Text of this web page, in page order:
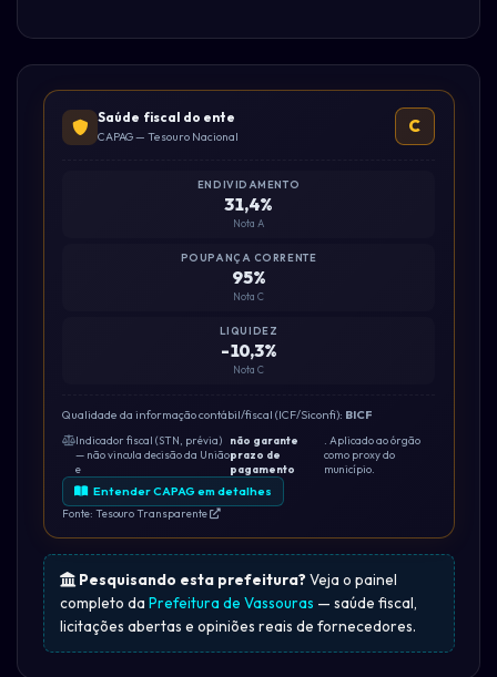
Saúde fiscal do ente
CAPAG — Tesouro Nacional
C
ENDIVIDAMENTO
31,4%
Nota A
POUPANÇA CORRENTE
95%
Nota C
LIQUIDEZ
-10,3%
Nota C
Qualidade da informação contábil/fiscal (ICF/Siconfi): BICF
Indicador fiscal (STN, prévia)
— não vincula decisão da União
e
não garante
prazo de
pagamento
. Aplicado ao órgão
como proxy do
município.
Entender CAPAG em detalhes
Fonte: Tesouro Transparente
Pesquisando esta prefeitura? Veja o painel
completo da Prefeitura de Vassouras — saúde fiscal,
licitações abertas e opiniões reais de fornecedores.